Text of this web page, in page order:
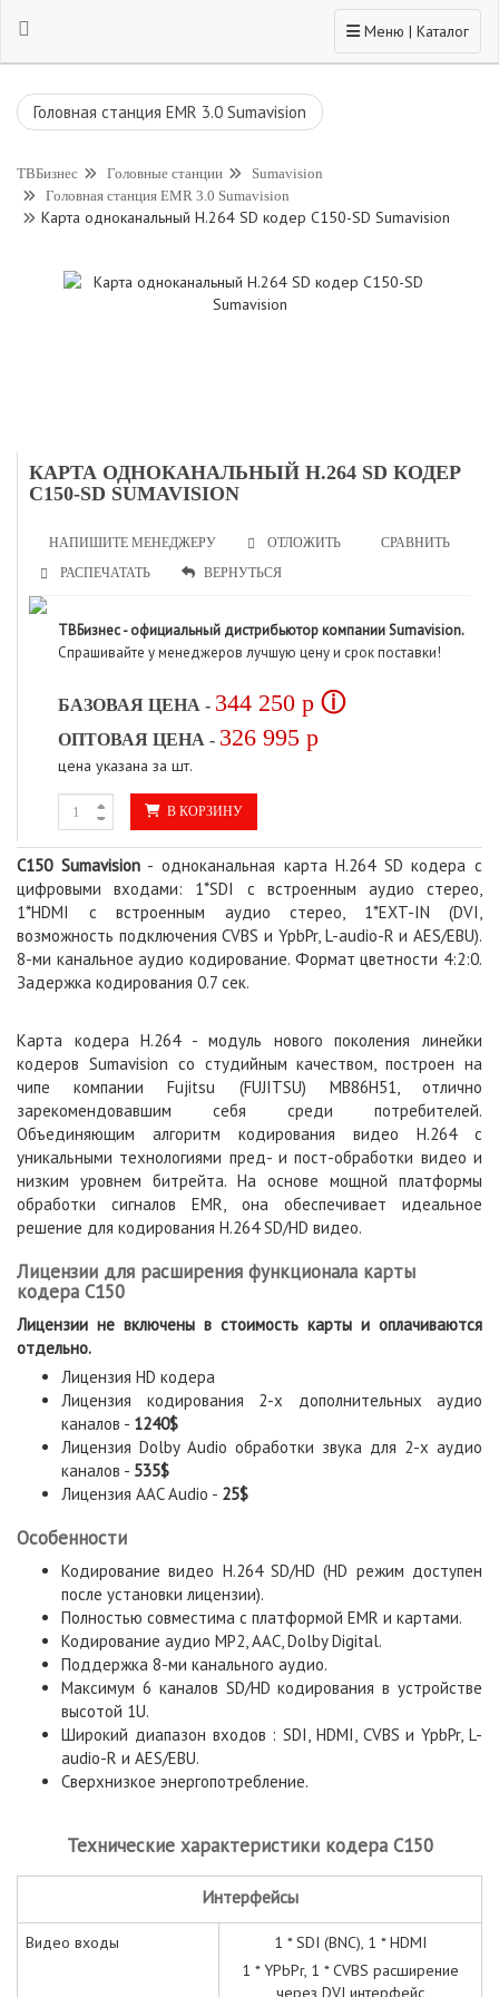
Toggle navigation
Меню | Каталог
Головная станция EMR 3.0 Sumavision
ТВБизнес Головные станции
Sumavision
Головная станция EMR 3.0 Sumavision
Карта одноканальный H.264 SD кодер C150-SD Sumavision
КАРТА ОДНОКАНАЛЬНЫЙ H.264 SD КОДЕР
C150-SD SUMAVISION
НАПИШИТЕ МЕНЕДЖЕРУ ОТЛОЖИТЬ
СРАВНИТЬ
РАСПЕЧАТАТЬ
ВЕРНУТЬСЯ
ТВБизнес - официальный дистрибьютор компании Sumavision.
Спрашивайте у менеджеров лучшую цену и срок поставки!
БАЗОВАЯ ЦЕНА - 344 250 p ⓘ
ОПТОВАЯ ЦЕНА - 326 995 p
цена указана за шт.
В КОРЗИНУ
C150 Sumavision- одноканальная карта H.264 SD кодера с
цифровыми входами: 1*SDI с встроенным аудио стерео,
1*HDMI с встроенным аудио стерео, 1*EXT-IN (DVI,
возможность подключения CVBS и YpbPr, L-audio-R и AES/EBU).
8-ми канальное аудио кодирование. Формат цветности 4:2:0.
Задержка кодирования 0.7 сек.
Карта кодера H.264 - модуль нового поколения линейки
кодеров Sumavision со студийным качеством, построен на
чипе компании Fujitsu (FUJITSU) MB86H51, отлично
зарекомендовавшим себя среди потребителей.
Объединяющим алгоритм кодирования видео H.264 с
уникальными технологиями пред- и пост-обработки видео и
низким уровнем битрейта. На основе мощной платформы
обработки сигналов EMR, она обеспечивает идеальное
решение для кодирования H.264 SD/HD видео.
Лицензии для расширения функционала карты
кодера C150
Лицензии не включены в стоимость карты и оплачиваются
отдельно.
Лицензия HD кодера
Лицензия кодирования 2-х дополнительных аудио
каналов - 1240$
Лицензия Dolby Audio обработки звука для 2-х аудио
каналов - 535$
Лицензия AAC Audio - 25$
Особенности
Кодирование видео H.264 SD/HD (HD режим доступен
после установки лицензии).
Полностью совместима с платформой EMR и картами.
Кодирование аудио MP2, AAC, Dolby Digital.
Поддержка 8-ми канального аудио.
Максимум 6 каналов SD/HD кодирования в устройстве
высотой 1U.
Широкий диапазон входов : SDI, HDMI, CVBS и YpbPr, L-
audio-R и AES/EBU.
Сверхнизкое энергопотребление.
Технические характеристики кодера C150
Интерфейсы
Видео входы
1 * SDI (BNC), 1 * HDMI
1 * YPbPr, 1 * CVBS расширение
через DVI интерфейс